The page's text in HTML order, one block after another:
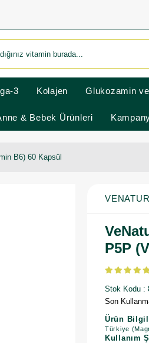
3 Kolajen Glukozamin
& Bebek Ürünleri
B6) 60 Kapsül
P5P
Stok Kodu
Son
Ürün
Türkiye
Kullanım